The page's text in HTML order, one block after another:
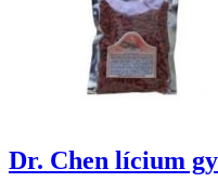
Dr. Chen lícium